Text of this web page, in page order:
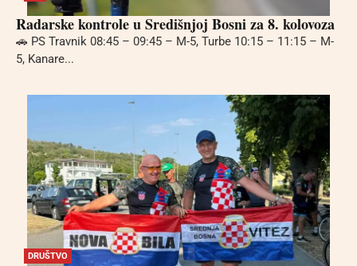
Radarske kontrole u Središnjoj Bosni za 8. kolovoza
🚗 PS Travnik 08:45 – 09:45 – M-5, Turbe 10:15 – 11:15 – M-
5, Kanare...
DRUŠTVO